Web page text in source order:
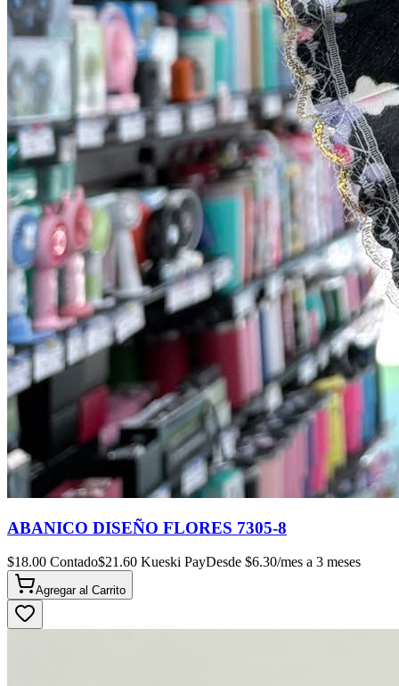
ABANICO DISEÑO FLORES 7305-8
$18.00 Contado$21.60 Kueski PayDesde $6.30/mes a 3 meses
Agregar al Carrito